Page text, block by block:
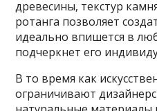
древесины, текстур
ротанга позволяет
идеально впишется в
подчеркнет его
В то время как
ограничивают